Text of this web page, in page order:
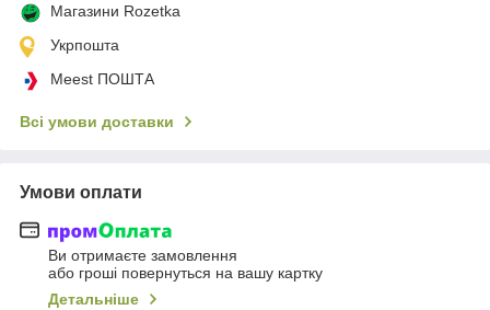
Магазини Rozetka
Укрпошта
Meest ПОШТА
Всі умови доставки
Умови оплати
Ви отримаєте замовлення
або гроші повернуться на вашу картку
Детальніше